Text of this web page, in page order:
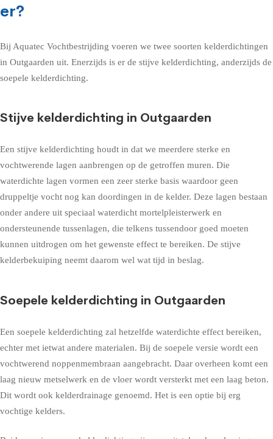
er?
Bij Aquatec Vochtbestrijding voeren we twee soorten kelderdichtingen
in Outgaarden uit. Enerzijds is er de stijve kelderdichting, anderzijds de
soepele kelderdichting.
Stijve kelderdichting in Outgaarden
Een stijve kelderdichting houdt in dat we meerdere sterke en
vochtwerende lagen aanbrengen op de getroffen muren. Die
waterdichte lagen vormen een zeer sterke basis waardoor geen
druppeltje vocht nog kan doordingen in de kelder. Deze lagen bestaan
onder andere uit speciaal waterdicht mortelpleisterwerk en
ondersteunende tussenlagen, die telkens tussendoor goed moeten
kunnen uitdrogen om het gewenste effect te bereiken. De stijve
kelderbekuiping neemt daarom wel wat tijd in beslag.
Soepele kelderdichting in Outgaarden
Een soepele kelderdichting zal hetzelfde waterdichte effect bereiken,
echter met ietwat andere materialen. Bij de soepele versie wordt een
vochtwerend noppenmembraan aangebracht. Daar overheen komt een
laag nieuw metselwerk en de vloer wordt versterkt met een laag beton.
Dit wordt ook kelderdrainage genoemd. Het is een optie bij erg
vochtige kelders.